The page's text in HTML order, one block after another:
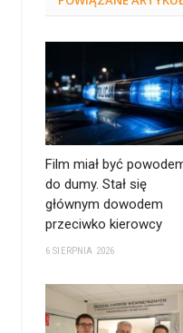
Film miał być
do dumy. Stał się
głównym dowodem
przeciwko kierowcy
6 SIERPNIA 2026